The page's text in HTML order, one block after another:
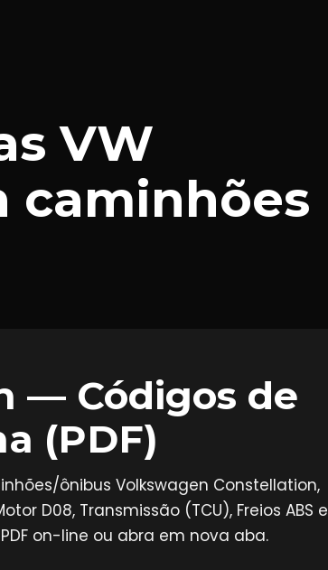
VW
caminhões
— Códigos de
(PDF)
ônibus Volkswagen Constellation,
D08, Transmissão (TCU), Freios ABS e
on-line ou abra em nova aba.